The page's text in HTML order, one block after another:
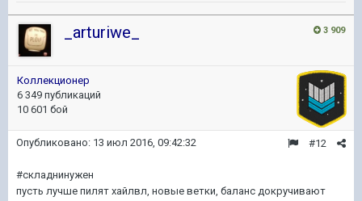
3 909
_arturiwe_
Коллекционер
6 349 публикаций
10 601 бой
#12
Опубликовано: 13 июл 2016, 09:42:32
#складнинужен
пусть лучше пилят хайлвл, новые ветки, баланс докручивают